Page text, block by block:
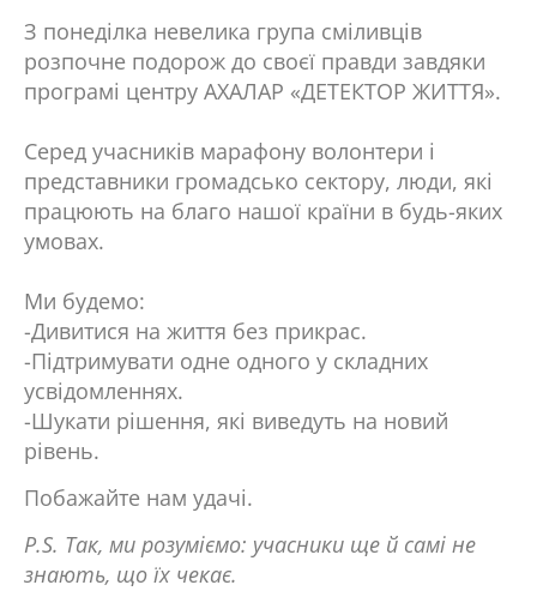
З понеділка невелика група сміливців
розпочне подорож до своєї правди завдяки
програмі центру АХАЛАР «ДЕТЕКТОР ЖИТТЯ».
Серед учасників марафону волонтери і
представники громадсько сектору, люди, які
працюють на благо нашої країни в будь-яких
умовах.
Ми будемо:
-Дивитися на життя без прикрас.
-Підтримувати одне одного у складних
усвідомленнях.
-Шукати рішення, які виведуть на новий
рівень.
Побажайте нам удачі.
P.S. Так, ми розуміємо: учасники ще й самі не
знають, що їх чекає.